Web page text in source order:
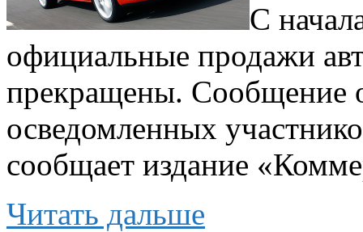
С
официальные продажи
прекращены. Сообщение
осведомленных
сообщает издание
Читать дальше